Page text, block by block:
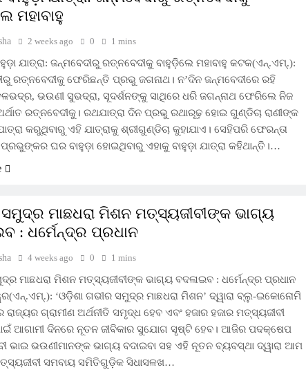
ମହାବାହୁ
2 weeks ago 0 1 mins
ଯାତ୍ରା: ଜନ୍ମବେଦୀରୁ ରତ୍ନବେଦୀକୁ ବାହୁଡ଼ିଲେ ମହାବାହୁ କଟକ(ଏନ୍‌.ଏମ୍‌.):
ରତ୍ନବେଦୀକୁ ଫେରିଛନ୍ତି ପ୍ରଭୁ ଜଗନାଥ। ନ’ଦିନ ଜନ୍ମବେଦୀରେ ରହି
ଭଉଣୀ ସୁଭଦ୍ରା, ସୂଦର୍ଶନଙ୍କୁ ସାଥିରେ ଧରି ଜଗନ୍ନାଥ ଫେରିଲେ ନିଜ
ରତ୍ନବେଦୀକୁ। ରଥଯାତ୍ରା ଦିନ ପ୍ରଭୁ ରଥାରୂଢ଼ ହୋଇ ଗୁଣ୍ଡିଚା ରାଣୀଙ୍କ
କରୁଥିବାରୁ ଏହି ଯାତ୍ରାକୁ ଶ୍ରୀଗୁଣ୍ଡିଚା କୁହାଯାଏ। ସେହିପରି ଫେରନ୍ତା
ପ୍ରଭୁଙ୍କର ଘର ବାହୁଡ଼ା ହୋଇଥିବାରୁ ଏହାକୁ ବାହୁଡ଼ା ଯାତ୍ରା କହିଥାନ୍ତି।…
ମାଛଧରା ମିଶନ ମତ୍ସ୍ୟଜୀବୀଙ୍କ ଭାଗ୍ୟ
: ଧର୍ମେନ୍ଦ୍ର ପ୍ରଧାନ
4 weeks ago 0 1 mins
ମାଛଧରା ମିଶନ ମତ୍ସ୍ୟଜୀବୀଙ୍କ ଭାଗ୍ୟ ବଦଳାଇବ : ଧର୍ମେନ୍ଦ୍ର ପ୍ରଧାନ
‘ଓଡ଼ିଶା ଗଭୀର ସମୁଦ୍ର ମାଛଧରା ମିଶନ’ ଦ୍ୱାରା ବ୍ଲୁ-ଇକୋନୋମି
ରାଜ୍ୟର ଗ୍ରାମୀଣ ଅର୍ଥନୀତି ସମୃଦ୍ଧ ହେବ ଏବଂ ହଜାର ହଜାର ମତ୍ସ୍ୟଜୀବୀ
ଆଗାମୀ ଦିନରେ ନୂତନ ଜୀବିକାର ସୁଯୋଗ ସୃଷ୍ଟି ହେବ। ଆଜିର ପଦକ୍ଷେପ
ଭାଇ ଭଉଣୀମାନଙ୍କ ଭାଗ୍ୟ ବଦାଇବା ସହ ଏହି ନୂତନ ବ୍ୟବସ୍ଥା ଦ୍ୱାରା ଆମ
ସମବାୟ ସମିତିଗୁଡ଼ିକ ସିଧାସଳଖ…